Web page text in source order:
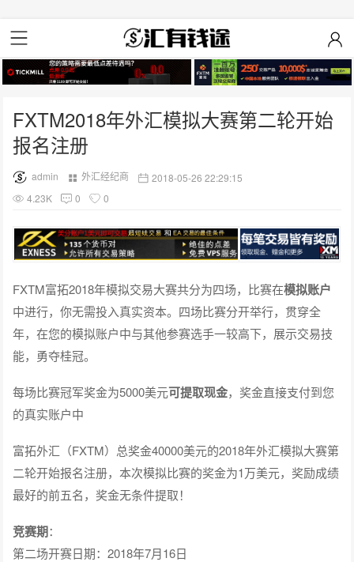
FXTM2018年外汇模拟大赛第二轮开始
报名注册
admin 外汇经纪商
2018-05-26 22:29:15
4.23K
0 0
FXTM富拓2018年模拟交易大赛共分为四场，比赛在模拟账户
中进行，你无需投入真实资本。四场比赛分开举行，贯穿全
年，在您的模拟账户中与其他参赛选手一较高下，展示交易技
能，勇夺桂冠。
每场比赛冠军奖金为5000美元可提取现金，奖金直接支付到您
的真实账户中
富拓外汇（FXTM）总奖金40000美元的2018年外汇模拟大赛第
二轮开始报名注册，本次模拟比赛的奖金为1万美元，奖励成绩
最好的前五名，奖金无条件提取！
竞赛期：
第二场开赛日期：2018年7月16日